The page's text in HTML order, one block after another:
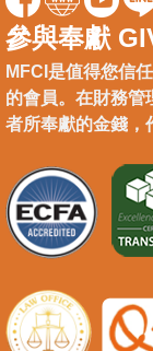
參與奉獻
MFCI是值得您信
的會員。在財務管
者所奉獻的金錢，